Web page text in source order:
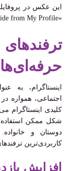
این عکس در
«Hide from My Profile» را انتخاب کنید.
اینستاگرام، به
اجتماعی، همواره
کلیدی اینستاگرام
شکل ممکن استفاده
دوستان و
کاربردی‌ترین
افزایش